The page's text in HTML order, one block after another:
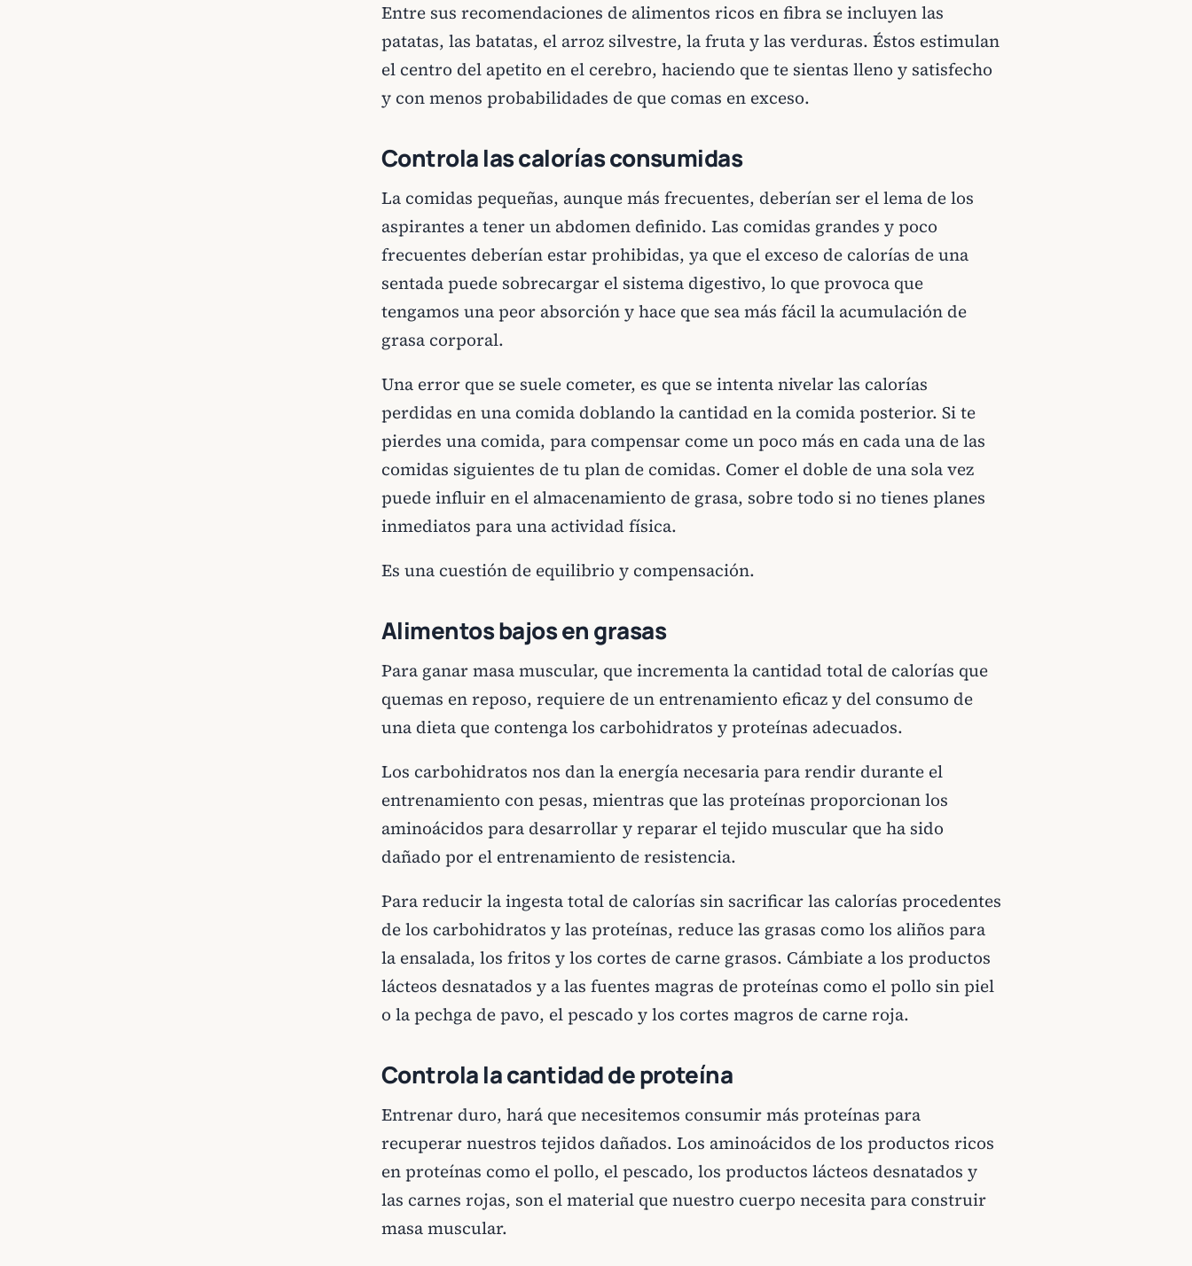
Entre sus recomendaciones de alimentos ricos en fibra se incluyen las
patatas, las batatas, el arroz silvestre, la fruta y las verduras. Éstos estimulan
el centro del apetito en el cerebro, haciendo que te sientas lleno y satisfecho
y con menos probabilidades de que comas en exceso.
Controla las calorías consumidas
La comidas pequeñas, aunque más frecuentes, deberían ser el lema de los
aspirantes a tener un abdomen definido. Las comidas grandes y poco
frecuentes deberían estar prohibidas, ya que el exceso de calorías de una
sentada puede sobrecargar el sistema digestivo, lo que provoca que
tengamos una peor absorción y hace que sea más fácil la acumulación de
grasa corporal.
Una error que se suele cometer, es que se intenta nivelar las calorías
perdidas en una comida doblando la cantidad en la comida posterior. Si te
pierdes una comida, para compensar come un poco más en cada una de las
comidas siguientes de tu plan de comidas. Comer el doble de una sola vez
puede influir en el almacenamiento de grasa, sobre todo si no tienes planes
inmediatos para una actividad física.
Es una cuestión de equilibrio y compensación.
Alimentos bajos en grasas
Para ganar masa muscular, que incrementa la cantidad total de calorías que
quemas en reposo, requiere de un entrenamiento eficaz y del consumo de
una dieta que contenga los carbohidratos y proteínas adecuados.
Los carbohidratos nos dan la energía necesaria para rendir durante el
entrenamiento con pesas, mientras que las proteínas proporcionan los
aminoácidos para desarrollar y reparar el tejido muscular que ha sido
dañado por el entrenamiento de resistencia.
Para reducir la ingesta total de calorías sin sacrificar las calorías procedentes
de los carbohidratos y las proteínas, reduce las grasas como los aliños para
la ensalada, los fritos y los cortes de carne grasos. Cámbiate a los productos
lácteos desnatados y a las fuentes magras de proteínas como el pollo sin piel
o la pechga de pavo, el pescado y los cortes magros de carne roja.
Controla la cantidad de proteína
Entrenar duro, hará que necesitemos consumir más proteínas para
recuperar nuestros tejidos dañados. Los aminoácidos de los productos ricos
en proteínas como el pollo, el pescado, los productos lácteos desnatados y
las carnes rojas, son el material que nuestro cuerpo necesita para construir
masa muscular.